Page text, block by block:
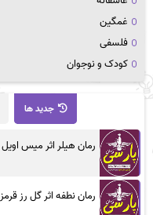
غمگین
فلسفی
کودک و نوجوان
جدید ها
رمان هیلر اثر میس اویل
رمان نطفه اثر گل رز قرمز